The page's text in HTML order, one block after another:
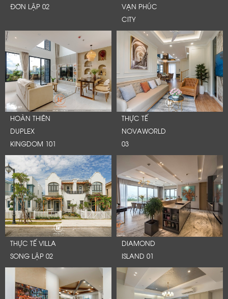
ĐƠN LẬP 02
VẠN PHÚC
CITY
HOÀN THIÊN
DUPLEX
KINGDOM 101
THỰC TẾ
NOVAWORLD
03
THỰC TẾ VILLA
SONG LẬP 02
DIAMOND
ISLAND 01